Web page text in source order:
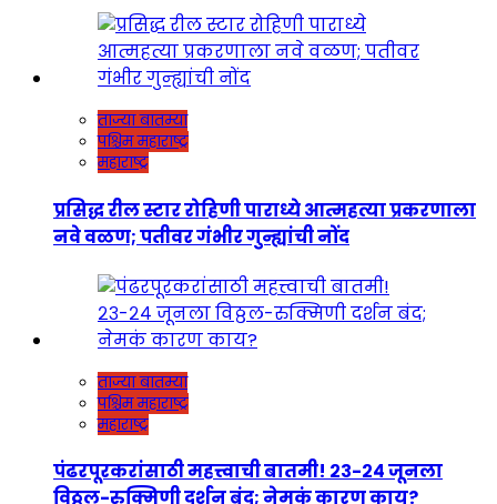
ताज्या बातम्या
पश्चिम महाराष्ट्र
महाराष्ट्र
प्रसिद्ध रील स्टार रोहिणी पाराध्ये आत्महत्या प्रकरणाला
नवे वळण; पतीवर गंभीर गुन्ह्यांची नोंद
ताज्या बातम्या
पश्चिम महाराष्ट्र
महाराष्ट्र
पंढरपूरकरांसाठी महत्त्वाची बातमी! २३-२४ जूनला
विठ्ठल-रुक्मिणी दर्शन बंद; नेमकं कारण काय?